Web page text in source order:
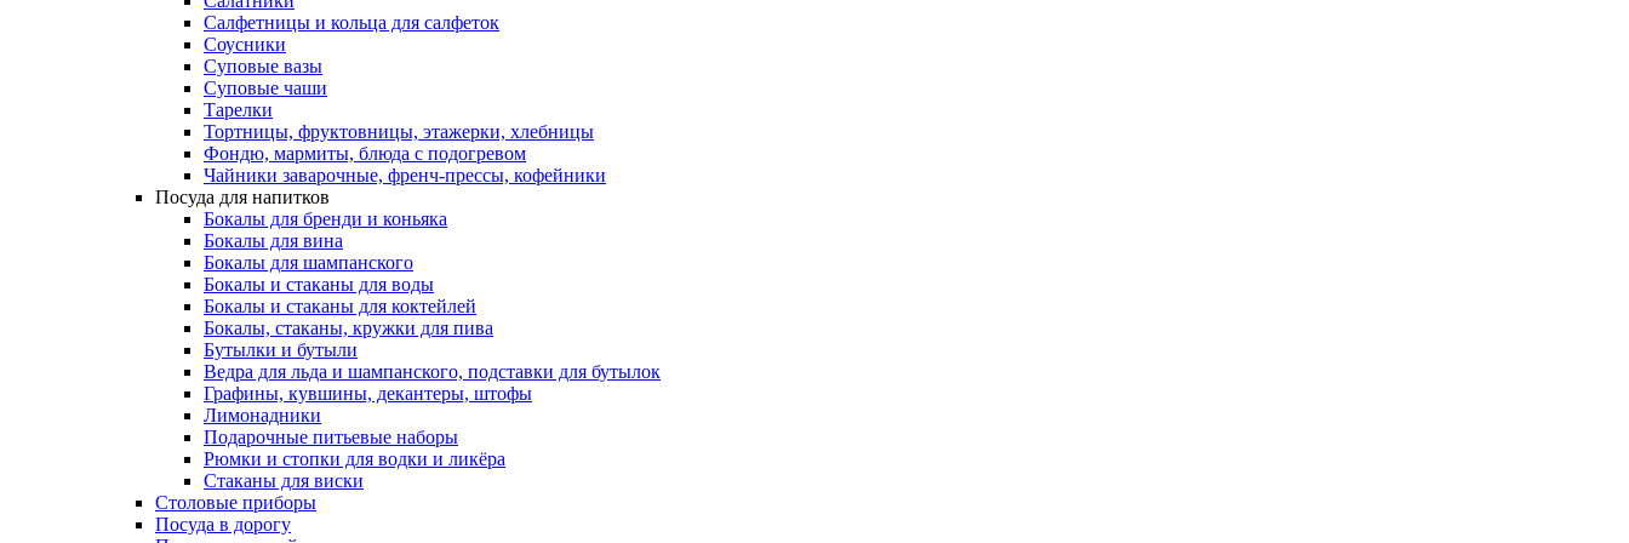
Салфетницы и кольца для салфеток
Соусники
Суповые вазы
Суповые чаши
Тарелки
Тортницы, фруктовницы, этажерки, хлебницы
Фондю, мармиты, блюда с подогревом
Чайники заварочные, френч-прессы, кофейники
Посуда для напитков
Бокалы для бренди и коньяка
Бокалы для вина
Бокалы для шампанского
Бокалы и стаканы для воды
Бокалы и стаканы для коктейлей
Бокалы, стаканы, кружки для пива
Бутылки и бутыли
Ведра для льда и шампанского, подставки для бутылок
Графины, кувшины, декантеры, штофы
Лимонадники
Подарочные питьевые наборы
Рюмки и стопки для водки и ликёра
Стаканы для виски
Столовые приборы
Посуда в дорогу